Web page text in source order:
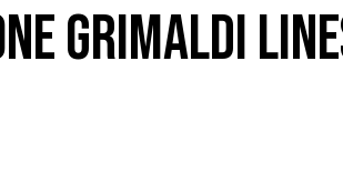
GRIMALDI